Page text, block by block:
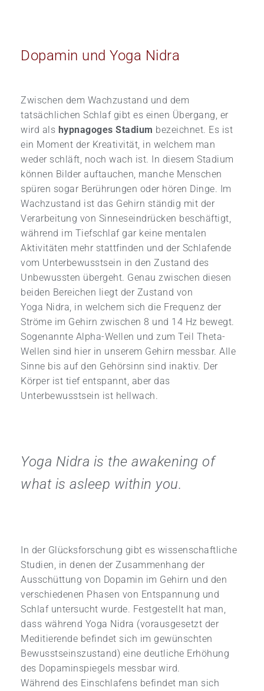
Dopamin und Yoga Nidra
Zwischen dem Wachzustand und dem
tatsächlichen Schlaf gibt es einen Übergang, er
wird als hypnagoges Stadium bezeichnet. Es ist
ein Moment der Kreativität, in welchem man
weder schläft, noch wach ist. In diesem Stadium
können Bilder auftauchen, manche Menschen
spüren sogar Berührungen oder hören Dinge. Im
Wachzustand ist das Gehirn ständig mit der
Verarbeitung von Sinneseindrücken beschäftigt,
während im Tiefschlaf gar keine mentalen
Aktivitäten mehr stattfinden und der Schlafende
vom Unterbewusstsein in den Zustand des
Unbewussten übergeht. Genau zwischen diesen
beiden Bereichen liegt der Zustand von
Yoga Nidra, in welchem sich die Frequenz der
Ströme im Gehirn zwischen 8 und 14 Hz bewegt.
Sogenannte Alpha-Wellen und zum Teil Theta-
Wellen sind hier in unserem Gehirn messbar. Alle
Sinne bis auf den Gehörsinn sind inaktiv. Der
Körper ist tief entspannt, aber das
Unterbewusstsein ist hellwach.
Yoga Nidra is the awakening of
what is asleep within you.
In der Glücksforschung gibt es wissenschaftliche
Studien, in denen der Zusammenhang der
Ausschüttung von Dopamin im Gehirn und den
verschiedenen Phasen von Entspannung und
Schlaf untersucht wurde. Festgestellt hat man,
dass während Yoga Nidra (vorausgesetzt der
Meditierende befindet sich im gewünschten
Bewusstseinszustand) eine deutliche Erhöhung
des Dopaminspiegels messbar wird.
Während des Einschlafens befindet man sich